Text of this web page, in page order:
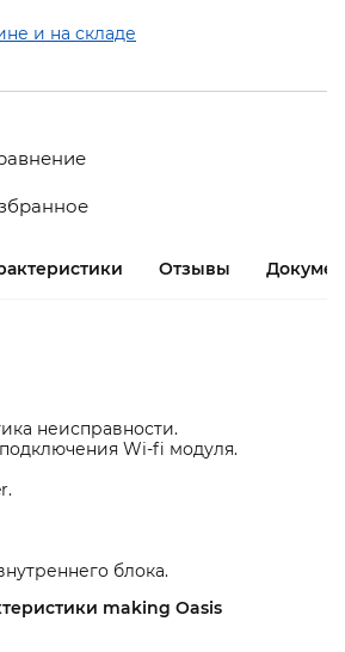
и на складе
Отзывы
неисправности.
Wi-fi модуля.
блока.
making Oasis